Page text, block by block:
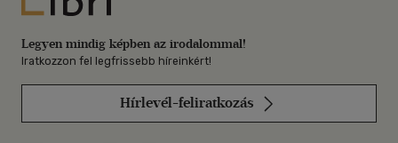
Legyen mindig képben az irodalommal!
Iratkozzon fel legfrissebb híreinkért!
Hírlevél-feliratkozás